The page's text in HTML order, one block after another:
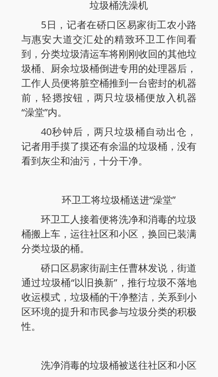
垃圾桶洗澡机
5日，记者在硚口区易家街工农小路
与惠安大道交汇处的精致环卫工作间看
到，分类垃圾清运车将刚刚收回的其他垃
圾桶、厨余垃圾桶倒进专用的处理器后，
工作人员便将脏空桶推到一台密封的机器
前，轻摁按钮，两只垃圾桶便放入机器
“澡堂”内。
40秒钟后，两只垃圾桶自动出仓，
记者用手摸了摸还有余温的垃圾桶，没有
看到灰尘和油污，十分干净。
环卫工将垃圾桶送进“澡堂”
环卫工人接着便将洗净和消毒的垃圾
桶搬上车，运往社区和小区，换回已装满
分类垃圾的桶。
硚口区易家街副主任曹林发说，街道
通过垃圾桶“以旧换新”，推行垃圾不落地
收运模式，垃圾桶的干净整洁，关系到小
区环境的提升和市民参与垃圾分类的积极
性。
洗净消毒的垃圾桶被送往社区和小区